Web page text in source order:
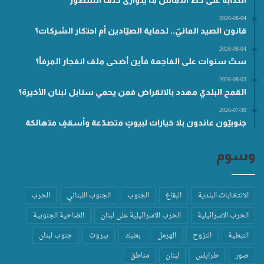
2026-08-04
قانون الصيد المائيّ.. لحماية الصيّادين أم احتكار الشركات؟
2026-08-04
ستّ سنوات على الفاجعة فأين أضحى ملف انفجار المرفأ؟
2026-08-03
القمح البلديّ مهدد بالانقراض فمن يحمي سنابل لبنان الأخيرة؟
2026-07-30
جنوبيّون عائدون بلا خيارات لبيوتٍ متصدّعة وأسقفٍ متهالكة
وسوم
الانتخابات البلدية البقاع الجنوب الجنوب اللبناني
الحرب
الحرب الاسرائيلية
الحرب الاسرائيلية على لبنان
الضاحية الجنوبية
النبطية
النزوح الهرمل بعلبك بيروت
جنوب لبنان
صور
طرابلس لبنان مناطق